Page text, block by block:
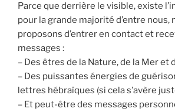
Parce que derrière le visible, existe
pour la grande majorité d’entre nous,
proposons d’entrer en contact et
messages :
– Des êtres de la Nature, de la Mer et
– Des puissantes énergies de
lettres hébraïques (si cela s’avère
– Et peut-être des messages